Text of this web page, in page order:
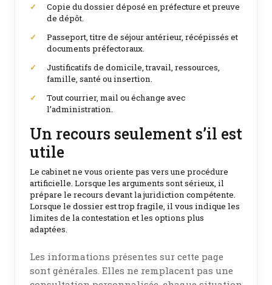
Copie du dossier déposé en préfecture et preuve
de dépôt.
Passeport, titre de séjour antérieur, récépissés et
documents préfectoraux.
Justificatifs de domicile, travail, ressources,
famille, santé ou insertion.
Tout courrier, mail ou échange avec
l’administration.
Un recours seulement s’il est
utile
Le cabinet ne vous oriente pas vers une procédure
artificielle. Lorsque les arguments sont sérieux, il
prépare le recours devant la juridiction compétente.
Lorsque le dossier est trop fragile, il vous indique les
limites de la contestation et les options plus
adaptées.
Les informations présentes sur cette page
sont générales. Elles ne remplacent pas une